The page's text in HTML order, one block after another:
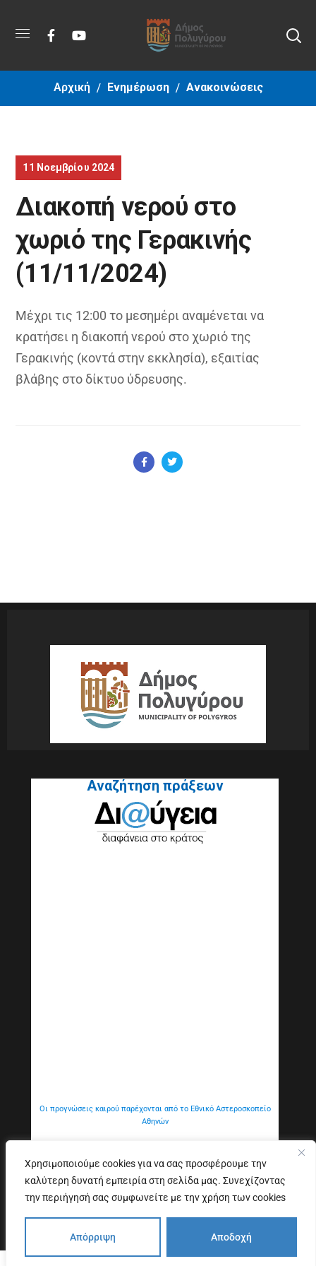
Χρησιμοποιούμε cookies για να σας προσφέρουμε την
καλύτερη δυνατή εμπειρία στη σελίδα μας. Συνεχίζοντας
την περιήγησή σας συμφωνείτε με την χρήση των cookies
Απόρριψη Αποδοχή
Αρχική Ενημέρωση Ανακοινώσεις
11 Νοεμβρίου 2024
Διακοπή νερού στο
χωριό της Γερακινής
(11/11/2024)
Μέχρι τις 12:00 το μεσημέρι αναμένεται να
κρατήσει η διακοπή νερού στο χωριό της
Γερακινής (κοντά στην εκκλησία), εξαιτίας
βλάβης στο δίκτυο ύδρευσης.
Αναζήτηση πράξεων
Οι προγνώσεις καιρού παρέχονται από το Εθνικό Αστεροσκοπείο
Αθηνών
Εξυπηρέτηση Κοινού Δήλωση προσβασιμότητας
Copyright © 2026. All Rights Reserved